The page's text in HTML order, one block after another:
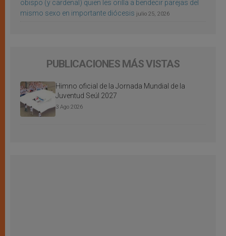
obispo (y cardenal) quien les orilla a bendecir parejas del
mismo sexo en importante diócesis julio 25, 2026
PUBLICACIONES MÁS VISTAS
Himno oficial de la Jornada Mundial de la
Juventud Seúl 2027
3 Ago 2026